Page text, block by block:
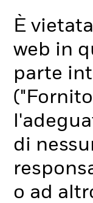
È
web in
parte
di
o ad